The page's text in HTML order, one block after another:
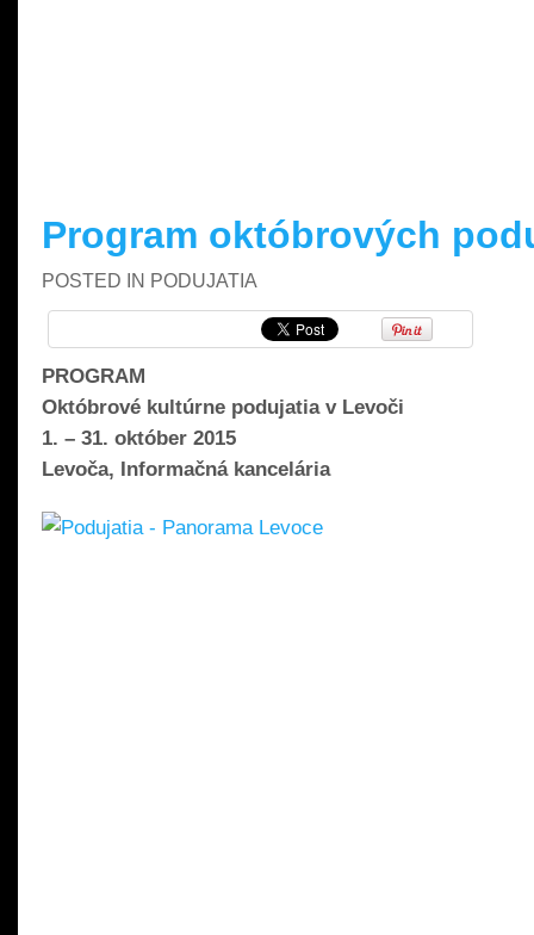
Program októbrových
POSTED IN PODUJATIA
PROGRAM
Októbrové kultúrne podujatia v Levoči
1. – 31. október 2015
Levoča, Informačná kancelária